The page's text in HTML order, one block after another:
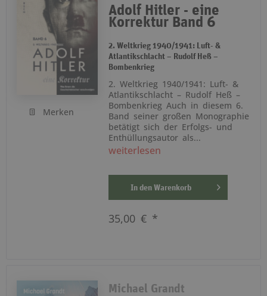
Merken
Adolf Hitler - eine
Korrektur Band 6
2. Weltkrieg 1940/1941: Luft- &
Atlantikschlacht – Rudolf Heß –
Bombenkrieg
2. Weltkrieg 1940/1941: Luft- &
Atlantikschlacht – Rudolf Heß –
Bombenkrieg Auch in diesem 6.
Band seiner großen Monographie
betätigt sich der Erfolgs- und
Enthüllungsautor als...
weiterlesen
In den Warenkorb
35,00 € *
Michael Grandt